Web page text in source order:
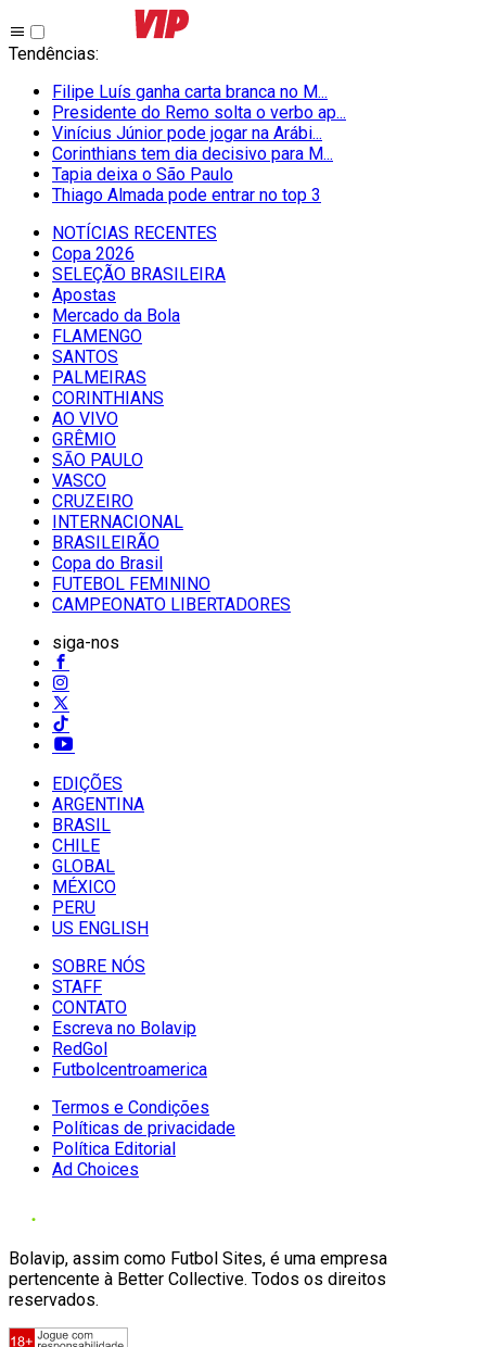
Tendências:
Filipe Luís ganha carta branca no M...
Presidente do Remo solta o verbo ap...
Vinícius Júnior pode jogar na Arábi...
Corinthians tem dia decisivo para M...
Tapia deixa o São Paulo
Thiago Almada pode entrar no top 3
NOTÍCIAS RECENTES
Copa 2026
SELEÇÃO BRASILEIRA
Apostas
Mercado da Bola
FLAMENGO
SANTOS
PALMEIRAS
CORINTHIANS
AO VIVO
GRÊMIO
SĀO PAULO
VASCO
CRUZEIRO
INTERNACIONAL
BRASILEIRÃO
Copa do Brasil
FUTEBOL FEMININO
CAMPEONATO LIBERTADORES
siga-nos
EDIÇÕES
ARGENTINA
BRASIL
CHILE
GLOBAL
MÉXICO
PERU
US ENGLISH
SOBRE NÓS
STAFF
CONTATO
Escreva no Bolavip
RedGol
Futbolcentroamerica
Termos e Condições
Políticas de privacidade
Política Editorial
Ad Choices
Bolavip, assim como Futbol Sites, é uma empresa
pertencente à Better Collective. Todos os direitos
reservados.